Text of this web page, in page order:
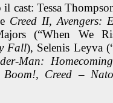
cast: Tessa
e Creed II, Avengers:
(“When We
Fall), Selenis Leyva
Man: Homecoming
Boom!, Creed –